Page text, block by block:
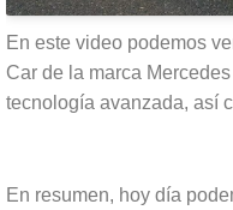
En este video podemos
Car de la marca
tecnología avanzada, así
En resumen, hoy día